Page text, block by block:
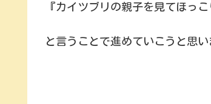
『カイツブリの親子を見てほっこ
と言うことで進めていこうと思